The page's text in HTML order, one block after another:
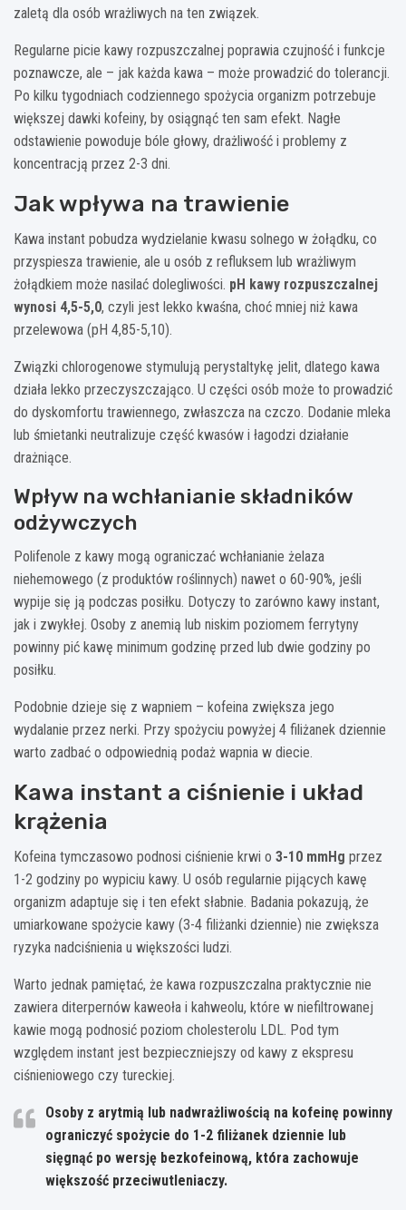
zaletą dla osób wrażliwych na ten związek.
Regularne picie kawy rozpuszczalnej poprawia czujność i funkcje
poznawcze, ale – jak każda kawa – może prowadzić do tolerancji.
Po kilku tygodniach codziennego spożycia organizm potrzebuje
większej dawki kofeiny, by osiągnąć ten sam efekt. Nagłe
odstawienie powoduje bóle głowy, drażliwość i problemy z
koncentracją przez 2-3 dni.
Jak wpływa na trawienie
Kawa instant pobudza wydzielanie kwasu solnego w żołądku, co
przyspiesza trawienie, ale u osób z refluksem lub wrażliwym
żołądkiem może nasilać dolegliwości. pH kawy rozpuszczalnej
wynosi 4,5-5,0, czyli jest lekko kwaśna, choć mniej niż kawa
przelewowa (pH 4,85-5,10).
Związki chlorogenowe stymulują perystaltykę jelit, dlatego kawa
działa lekko przeczyszczająco. U części osób może to prowadzić
do dyskomfortu trawiennego, zwłaszcza na czczo. Dodanie mleka
lub śmietanki neutralizuje część kwasów i łagodzi działanie
drażniące.
Wpływ na wchłanianie składników
odżywczych
Polifenole z kawy mogą ograniczać wchłanianie żelaza
niehemowego (z produktów roślinnych) nawet o 60-90%, jeśli
wypije się ją podczas posiłku. Dotyczy to zarówno kawy instant,
jak i zwykłej. Osoby z anemią lub niskim poziomem ferrytyny
powinny pić kawę minimum godzinę przed lub dwie godziny po
posiłku.
Podobnie dzieje się z wapniem – kofeina zwiększa jego
wydalanie przez nerki. Przy spożyciu powyżej 4 filiżanek dziennie
warto zadbać o odpowiednią podaż wapnia w diecie.
Kawa instant a ciśnienie i układ
krążenia
Kofeina tymczasowo podnosi ciśnienie krwi o 3-10 mmHg przez
1-2 godziny po wypiciu kawy. U osób regularnie pijących kawę
organizm adaptuje się i ten efekt słabnie. Badania pokazują, że
umiarkowane spożycie kawy (3-4 filiżanki dziennie) nie zwiększa
ryzyka nadciśnienia u większości ludzi.
Warto jednak pamiętać, że kawa rozpuszczalna praktycznie nie
zawiera diterpernów kaweoła i kahweolu, które w niefiltrowanej
kawie mogą podnosić poziom cholesterolu LDL. Pod tym
względem instant jest bezpieczniejszy od kawy z ekspresu
ciśnieniowego czy tureckiej.
Osoby z arytmią lub nadwrażliwością na kofeinę powinny
ograniczyć spożycie do 1-2 filiżanek dziennie lub
sięgnąć po wersję bezkofeinową, która zachowuje
większość przeciwutleniaczy.